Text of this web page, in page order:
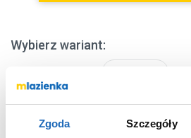
Zgoda Szczegóły
Wybierz wariant:
Chcesz zamówić telefonicznie?